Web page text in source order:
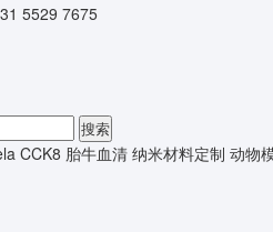
5529 7675
搜索
CCK8 胎牛血清 纳米材料定制 动物